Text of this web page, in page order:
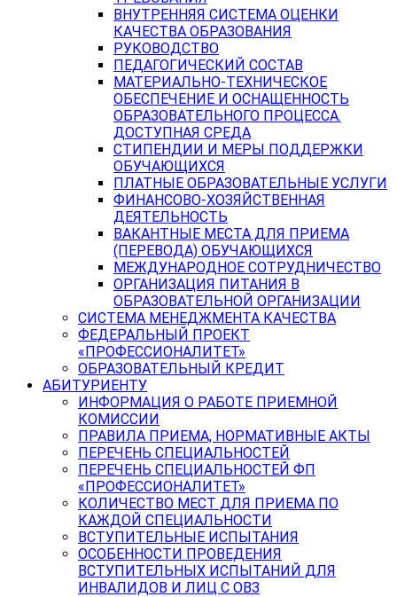
ВНУТРЕННЯЯ СИСТЕМА ОЦЕНКИ
КАЧЕСТВА ОБРАЗОВАНИЯ
РУКОВОДСТВО
ПЕДАГОГИЧЕСКИЙ СОСТАВ
МАТЕРИАЛЬНО-ТЕХНИЧЕСКОЕ
ОБЕСПЕЧЕНИЕ И ОСНАЩЕННОСТЬ
ОБРАЗОВАТЕЛЬНОГО ПРОЦЕССА.
ДОСТУПНАЯ СРЕДА
СТИПЕНДИИ И МЕРЫ ПОДДЕРЖКИ
ОБУЧАЮЩИХСЯ
ПЛАТНЫЕ ОБРАЗОВАТЕЛЬНЫЕ УСЛУГИ
ФИНАНСОВО-ХОЗЯЙСТВЕННАЯ
ДЕЯТЕЛЬНОСТЬ
ВАКАНТНЫЕ МЕСТА ДЛЯ ПРИЕМА
(ПЕРЕВОДА) ОБУЧАЮЩИХСЯ
МЕЖДУНАРОДНОЕ СОТРУДНИЧЕСТВО
ОРГАНИЗАЦИЯ ПИТАНИЯ В
ОБРАЗОВАТЕЛЬНОЙ ОРГАНИЗАЦИИ
СИСТЕМА МЕНЕДЖМЕНТА КАЧЕСТВА
ФЕДЕРАЛЬНЫЙ ПРОЕКТ
«ПРОФЕССИОНАЛИТЕТ»
ОБРАЗОВАТЕЛЬНЫЙ КРЕДИТ
АБИТУРИЕНТУ
ИНФОРМАЦИЯ О РАБОТЕ ПРИЕМНОЙ
КОМИССИИ
ПРАВИЛА ПРИЕМА, НОРМАТИВНЫЕ АКТЫ
ПЕРЕЧЕНЬ СПЕЦИАЛЬНОСТЕЙ
ПЕРЕЧЕНЬ СПЕЦИАЛЬНОСТЕЙ ФП
«ПРОФЕССИОНАЛИТЕТ»
КОЛИЧЕСТВО МЕСТ ДЛЯ ПРИЕМА ПО
КАЖДОЙ СПЕЦИАЛЬНОСТИ
ВСТУПИТЕЛЬНЫЕ ИСПЫТАНИЯ
ОСОБЕННОСТИ ПРОВЕДЕНИЯ
ВСТУПИТЕЛЬНЫХ ИСПЫТАНИЙ ДЛЯ
ИНВАЛИДОВ И ЛИЦ С ОВЗ